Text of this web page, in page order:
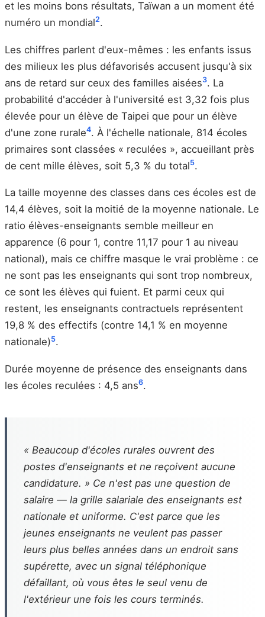
et les moins bons résultats, Taïwan a un moment été
numéro un mondial2.
Les chiffres parlent d'eux-mêmes : les enfants issus
des milieux les plus défavorisés accusent jusqu'à six
ans de retard sur ceux des familles aisées3. La
probabilité d'accéder à l'université est 3,32 fois plus
élevée pour un élève de Taipei que pour un élève
d'une zone rurale4. À l'échelle nationale, 814 écoles
primaires sont classées « reculées », accueillant près
de cent mille élèves, soit 5,3 % du total5.
La taille moyenne des classes dans ces écoles est de
14,4 élèves, soit la moitié de la moyenne nationale. Le
ratio élèves-enseignants semble meilleur en
apparence (6 pour 1, contre 11,17 pour 1 au niveau
national), mais ce chiffre masque le vrai problème : ce
ne sont pas les enseignants qui sont trop nombreux,
ce sont les élèves qui fuient. Et parmi ceux qui
restent, les enseignants contractuels représentent
19,8 % des effectifs (contre 14,1 % en moyenne
nationale)5.
Durée moyenne de présence des enseignants dans
les écoles reculées : 4,5 ans6.
« Beaucoup d'écoles rurales ouvrent des
postes d'enseignants et ne reçoivent aucune
candidature. » Ce n'est pas une question de
salaire — la grille salariale des enseignants est
nationale et uniforme. C'est parce que les
jeunes enseignants ne veulent pas passer
leurs plus belles années dans un endroit sans
supérette, avec un signal téléphonique
défaillant, où vous êtes le seul venu de
l'extérieur une fois les cours terminés.